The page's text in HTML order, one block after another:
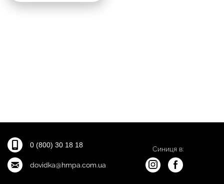
0 (800) 30 18 18
dovidka@hmpa.com.ua
Синиця в: